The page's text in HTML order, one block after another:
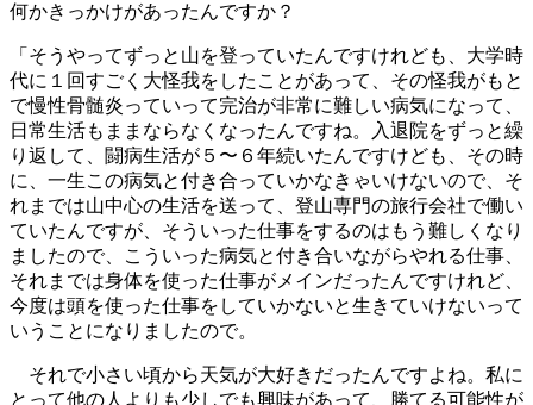
何かきっかけがあったんですか？
「そうやってずっと山を登っていたんですけれども、大学時
代に１回すごく大怪我をしたことがあって、その怪我がもと
で慢性骨髄炎っていって完治が非常に難しい病気になって、
日常生活もままならなくなったんですね。入退院をずっと繰
り返して、闘病生活が５〜６年続いたんですけども、その時
に、一生この病気と付き合っていかなきゃいけないので、そ
れまでは山中心の生活を送って、登山専門の旅行会社で働い
ていたんですが、そういった仕事をするのはもう難しくなり
ましたので、こういった病気と付き合いながらやれる仕事、
それまでは身体を使った仕事がメインだったんですけれど、
今度は頭を使った仕事をしていかないと生きていけないって
いうことになりましたので。
それで小さい頃から天気が大好きだったんですよね。私に
とって他の人よりも少しでも興味があって、勝てる可能性が